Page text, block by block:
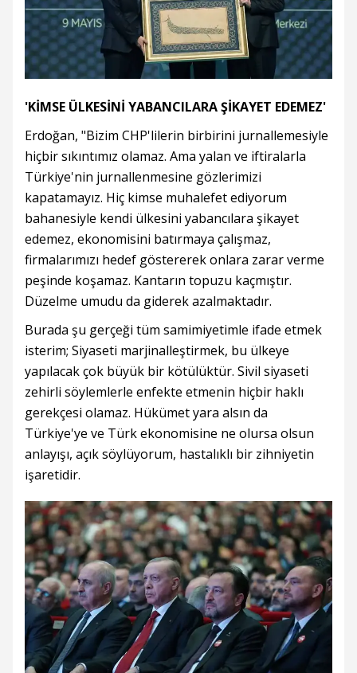
'KİMSE ÜLKESİNİ YABANCILARA ŞİKAYET EDEMEZ'
Erdoğan, "Bizim CHP'lilerin birbirini jurnallemesiyle
hiçbir sıkıntımız olamaz. Ama yalan ve iftiralarla
Türkiye'nin jurnallenmesine gözlerimizi
kapatamayız. Hiç kimse muhalefet ediyorum
bahanesiyle kendi ülkesini yabancılara şikayet
edemez, ekonomisini batırmaya çalışmaz,
firmalarımızı hedef göstererek onlara zarar verme
peşinde koşamaz. Kantarın topuzu kaçmıştır.
Düzelme umudu da giderek azalmaktadır.
Burada şu gerçeği tüm samimiyetimle ifade etmek
isterim; Siyaseti marjinalleştirmek, bu ülkeye
yapılacak çok büyük bir kötülüktür. Sivil siyaseti
zehirli söylemlerle enfekte etmenin hiçbir haklı
gerekçesi olamaz. Hükümet yara alsın da
Türkiye'ye ve Türk ekonomisine ne olursa olsun
anlayışı, açık söylüyorum, hastalıklı bir zihniyetin
işaretidir.